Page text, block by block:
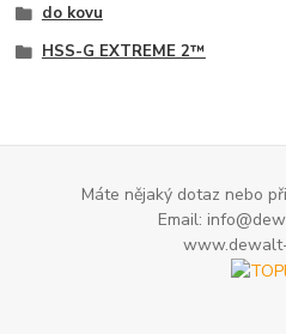
do kovu
HSS-G EXTREME 2™
Máte nějaký dotaz nebo
Email: